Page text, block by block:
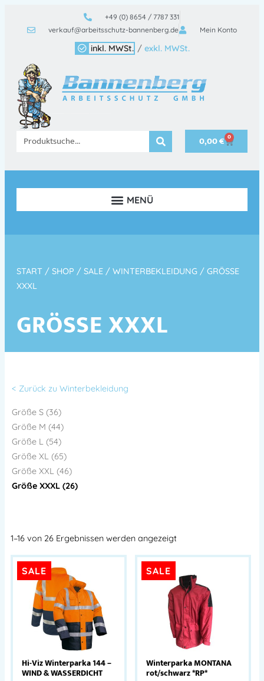
+49 (0) 8654 / 7787 331
verkauf@arbeitsschutz-bannenberg.de
Mein Konto
inkl. MWSt. / exkl. MWSt.
0,00€ 0
START / SHOP / SALE / WINTERBEKLEIDUNG / GRÖSSE X
XXL
GRÖSSE XXXL
< Zurück zu Winterbekleidung
Größe S (36)
Größe M (44)
Größe L (54)
Größe XL (65)
Größe XXL (46)
Größe XXXL (26)
1–16 von 26 Ergebnissen werden angezeigt
SALE
Hi-Viz Winterparka 144 –
WIND & WASSERDICHT
SALE
Winterparka MONTANA
rot/schwarz *RP*